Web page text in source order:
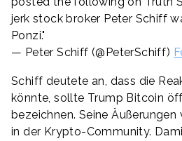
jerk stock broker Peter Schiff
Ponzi."
— Peter Schiff (@PeterSchiff)
Schiff deutete an, dass die
könnte, sollte Trump Bitcoin
bezeichnen. Seine
in der Krypto-Community.